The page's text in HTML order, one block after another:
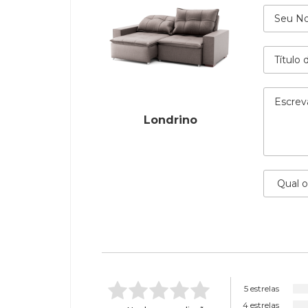
Londrino
5 estrelas
4 estrelas